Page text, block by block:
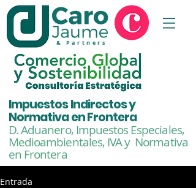
& Partners
Impuestos Indirectos y
Normativa en Frontera
D. Aduanero, Impuestos Especiales,
Medioambientales,IVA y Normativa
en Frontera
Entrada